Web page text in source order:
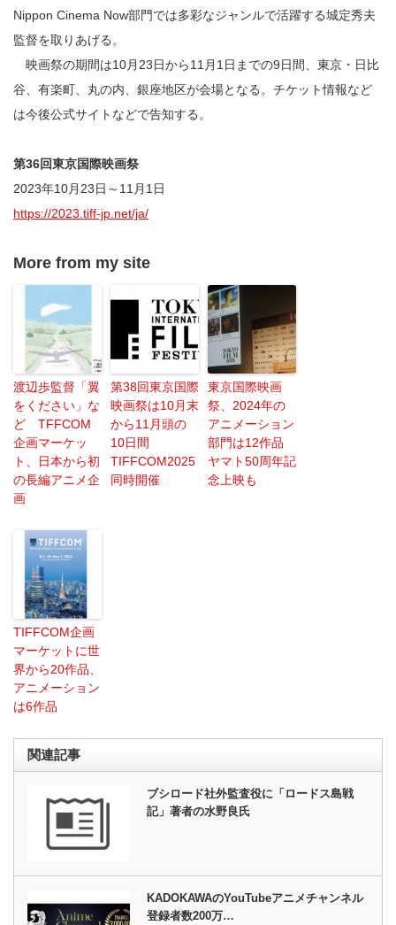
Nippon Cinema Now部門では多彩なジャンルで活躍する城定秀夫
監督を取りあげる。
映画祭の期間は10月23日から11月1日までの9日間、東京・日比
谷、有楽町、丸の内、銀座地区が会場となる。チケット情報など
は今後公式サイトなどで告知する。
第36回東京国際映画祭
2023年10月23日～11月1日
https://2023.tiff-jp.net/ja/
More from my site
渡辺歩監督「翼
をください」な
ど TFFCOM
企画マーケッ
ト、日本から初
の長編アニメ企
画
第38回東京国際
映画祭は10月末
から11月頭の
10日間
TIFFCOM2025
同時開催
東京国際映画
祭、2024年の
アニメーション
部門は12作品
ヤマト50周年記
念上映も
TIFFCOM企画
マーケットに世
界から20作品、
アニメーション
は6作品
関連記事
ブシロード社外監査役に「ロードス島戦
記」著者の水野良氏
KADOKAWAのYouTubeアニメチャンネル
登録者数200万…